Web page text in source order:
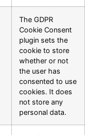
The GDPR
Cookie Consent
plugin sets the
cookie to store
whether or not
the user has
consented to use
cookies. It does
not store any
personal data.